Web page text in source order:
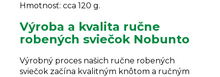
Hmotnosť: cca 120 g.
Výroba a kvalita ručne
robených sviečok Nobunto
Výrobný proces našich ručne robených
sviečok začína kvalitným knôtom a ručným